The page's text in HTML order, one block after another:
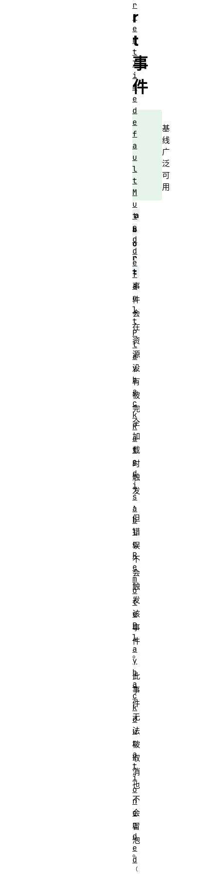
r
t
事
件
基
线
广
泛
可
用
a
b
o
r
t
事
件
会
在
资
源
没
有
被
完
全
加
载
时
触
发
，
但
错
误
不
会
触
发
该
事
件
。
此
事
件
无
法
被
取
消
也
不
会
冒
泡
。
r
r
e
n
t
T
i
m
e
d
e
f
a
u
l
t
M
u
t
e
d
d
e
f
a
u
l
t
P
l
a
y
b
a
c
k
R
a
t
e
d
i
s
a
b
l
e
R
e
m
o
t
e
P
l
a
y
b
a
c
k
d
u
r
a
t
i
o
n
e
n
d
e
d